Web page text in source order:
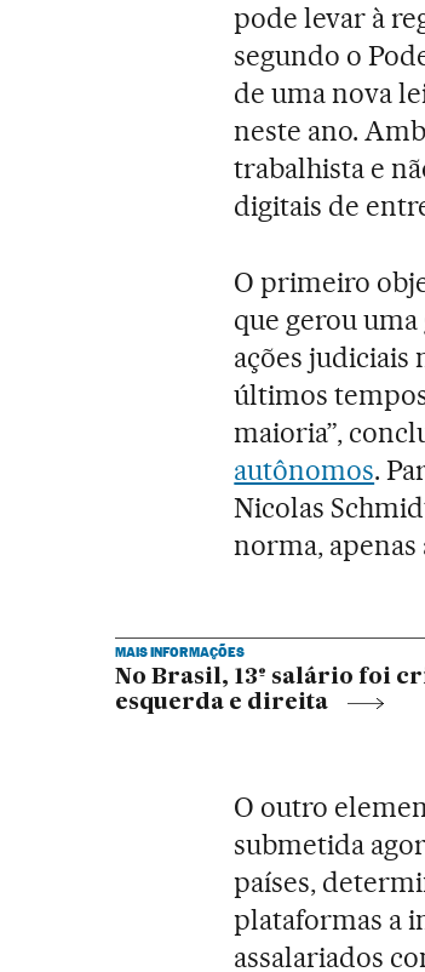
pode levar à
segundo o
de uma nova
neste ano.
trabalhista e
digitais de
O primeiro
que gerou
ações judiciais
últimos tempos
maioria”,
autônomos.
Nicolas
norma, apenas
MAIS INFORMAÇÕES
No Brasil, 13º salário foi
esquerda e direita
O outro
submetida
países,
plataformas a
assalariados